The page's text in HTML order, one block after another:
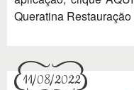
Queratina Restauração
11/08/2022